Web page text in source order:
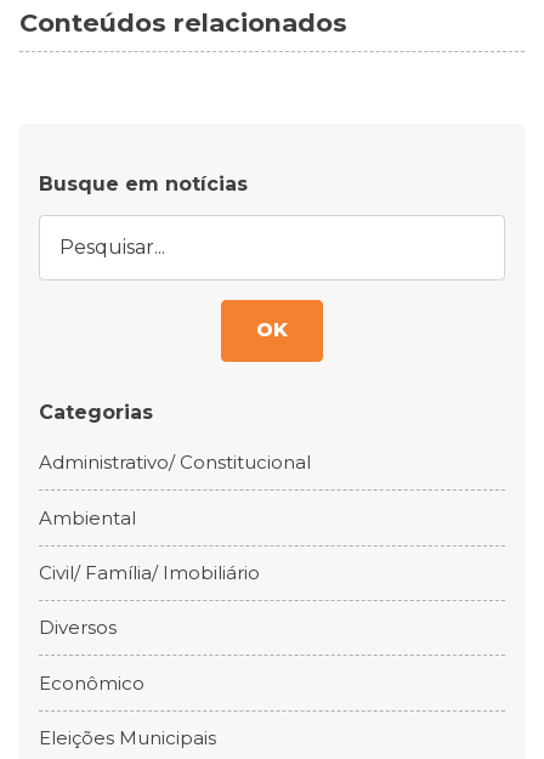
Conteúdos relacionados
Busque em notícias
OK
Categorias
Administrativo/ Constitucional
Ambiental
Civil/ Família/ Imobiliário
Diversos
Econômico
Eleições Municipais